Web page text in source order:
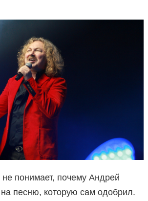
понимает, почему Андрей
песню, которую сам одобрил.